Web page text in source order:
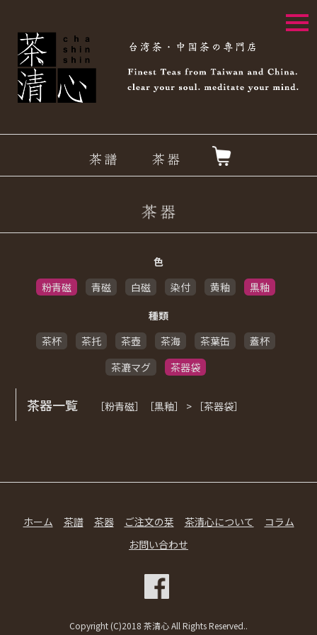
色
粉青磁
青磁 白磁 染付 黄釉
黒釉
種類
茶杯
茶托 茶壺 茶海 茶葉缶
蓋杯
茶漉マグ
茶器袋
茶器一覧 ［粉青磁］［黒釉］ > ［茶器袋］
ホーム 茶譜 茶器 ご注文の栞 茶清心について
コラム
お問い合わせ
Copyright (C)2018 茶清心 All Rights Reserved..